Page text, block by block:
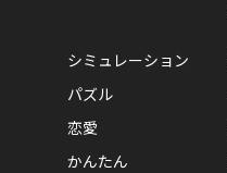
シミュレーション
パズル
恋愛
かんたん